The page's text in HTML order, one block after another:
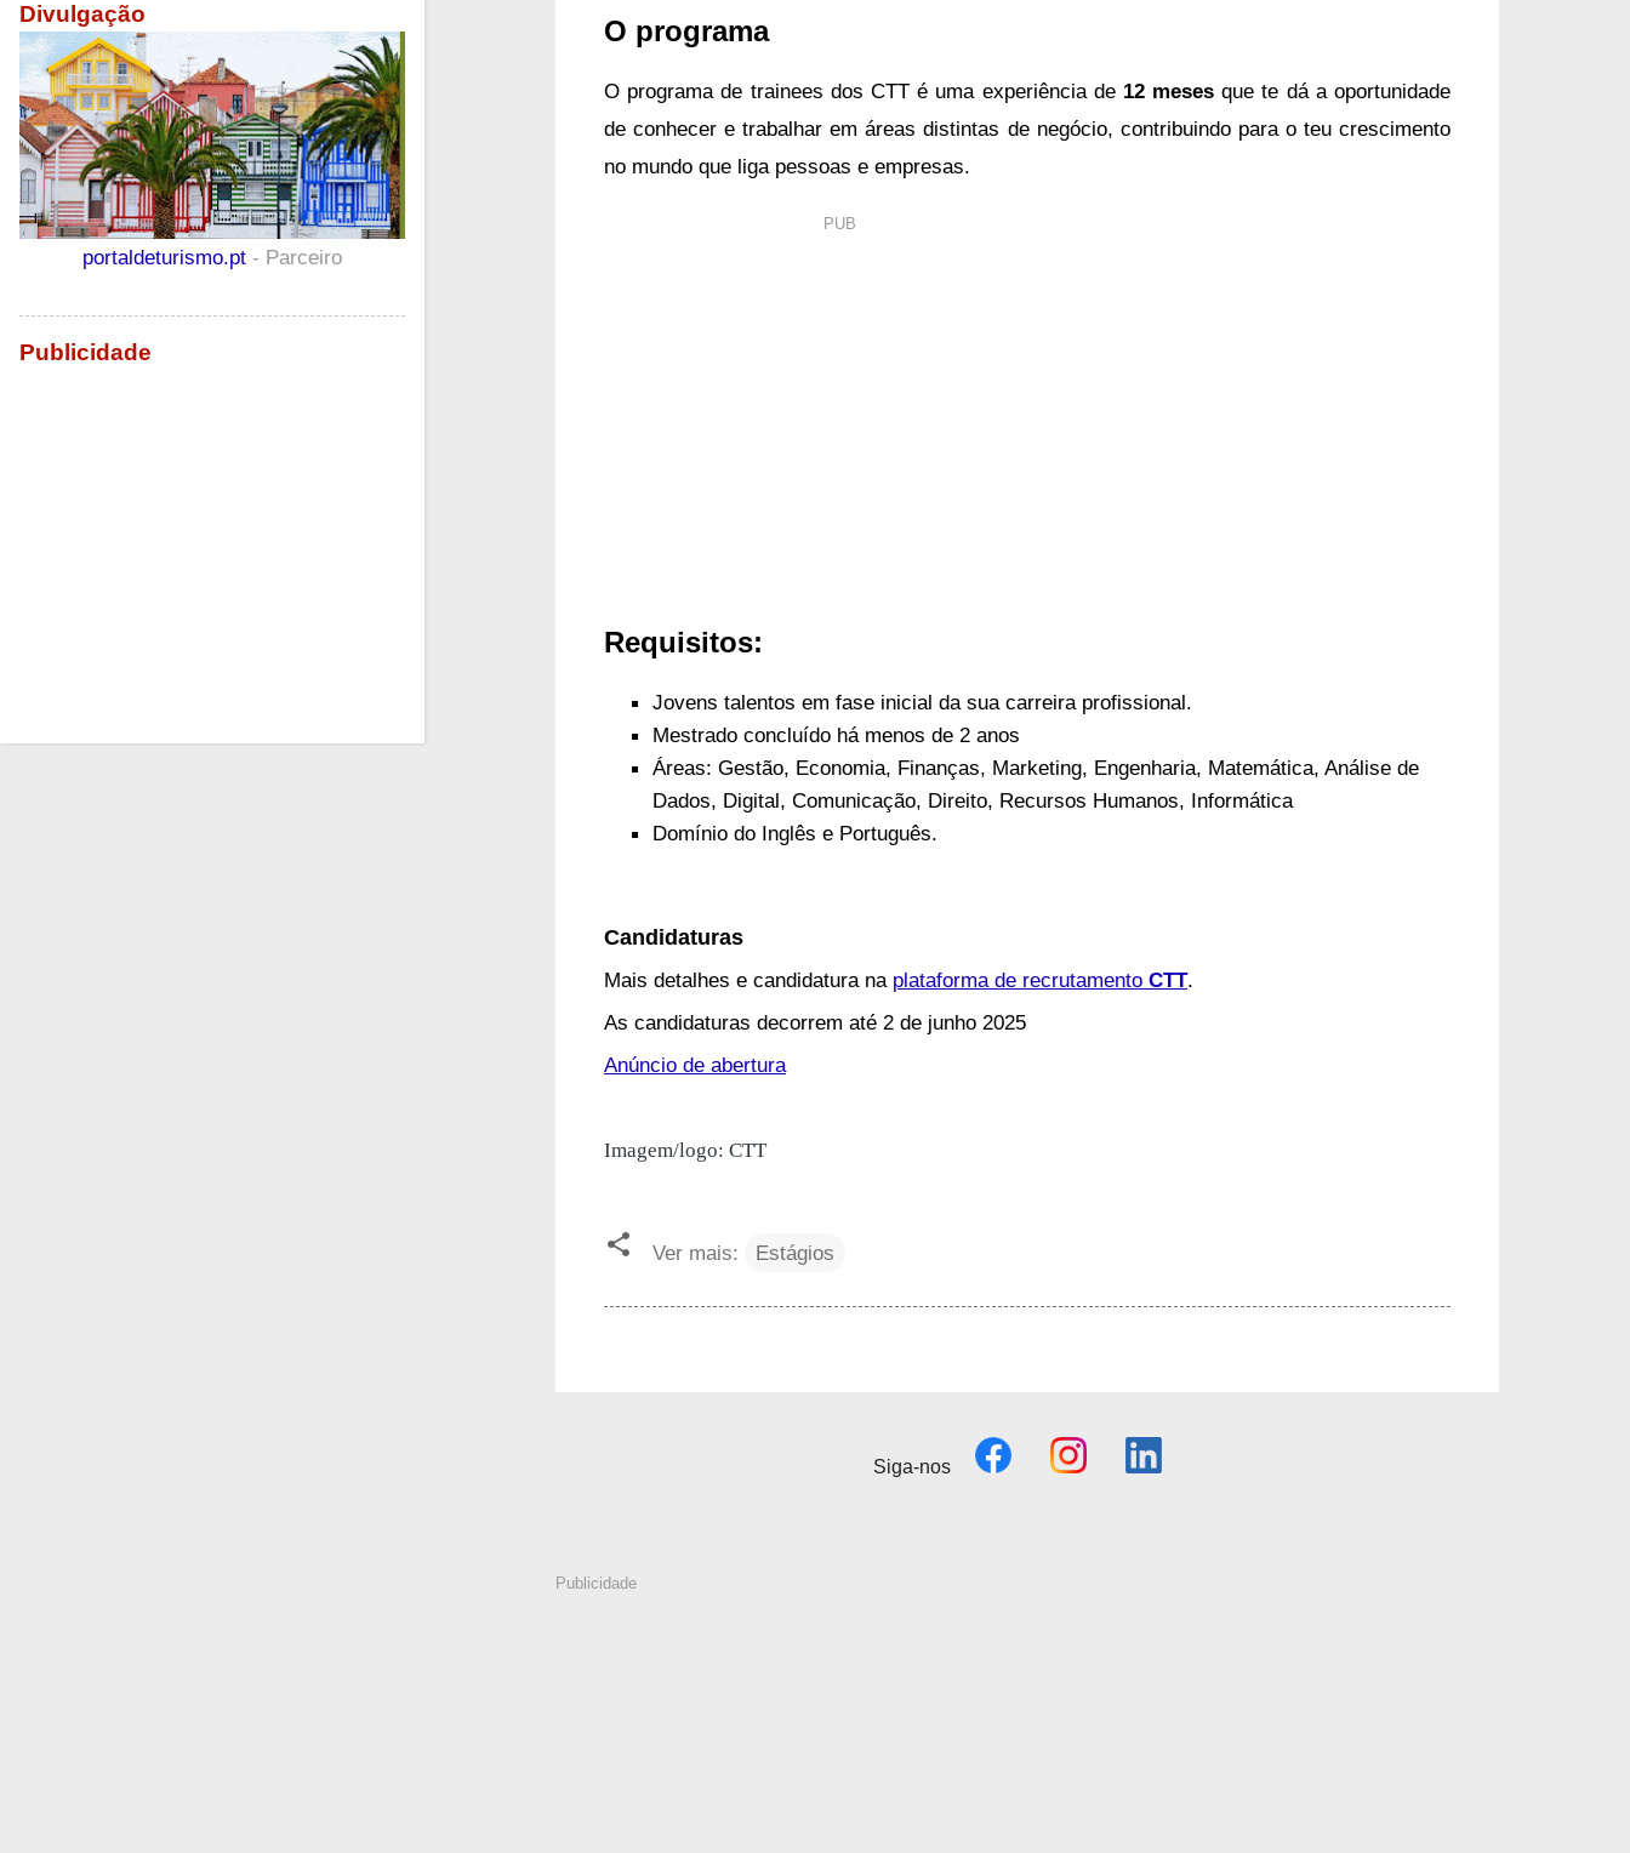
O programa
O programa de trainees dos CTT é uma experiência de12 mesesque te dá a oportunidade
de conhecer e trabalhar em áreas distintas de negócio, contribuindo para o teu crescimento
no mundo que liga pessoas e empresas.
PUB
Requisitos:
Jovens talentos em fase inicial da sua carreira profissional.
Mestrado concluído há menos de 2 anos
Áreas: Gestão, Economia, Finanças, Marketing, Engenharia, Matemática, Análise de
Dados, Digital, Comunicação, Direito, Recursos Humanos, Informática
Domínio do Inglês e Português.
Candidaturas
Mais detalhes e candidatura na plataforma de recrutamento CTT.
As candidaturas decorrem até 2 de junho 2025
Anúncio de abertura
Imagem/logo: CTT
Ver mais: Estágios
Siga-nos
Publicidade
Divulgação
portaldeturismo.pt - Parceiro
Publicidade